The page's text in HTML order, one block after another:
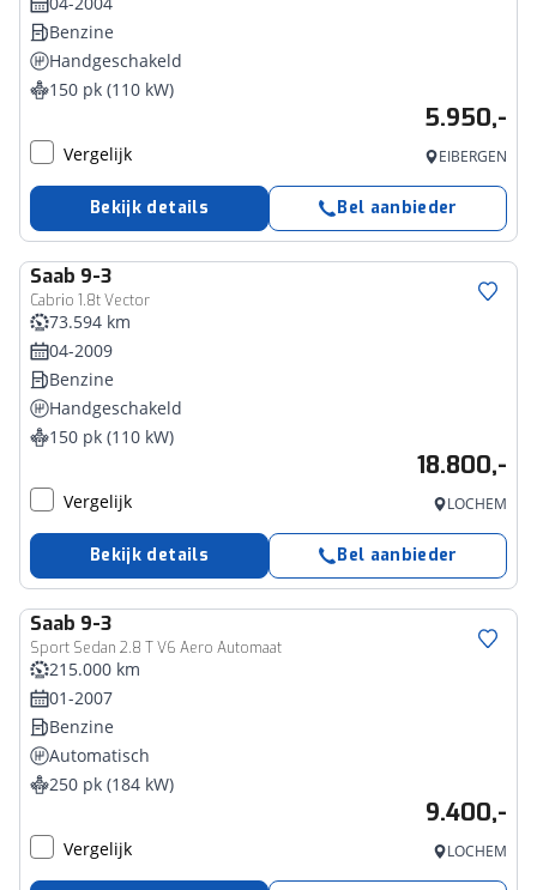
Benzine
Handgeschakeld
150 pk (110 kW)
5.950,-
Vergelijk EIBERGEN
Bekijk details Bel aanbieder
Saab 9-3
Cabrio 1.8t Vector
73.594 km
04-2009
Benzine
Handgeschakeld
150 pk (110 kW)
18.800,-
Vergelijk LOCHEM
Bekijk details Bel aanbieder
Saab 9-3
Sport Sedan 2.8 T V6 Aero Automaat
215.000 km
01-2007
Benzine
Automatisch
250 pk (184 kW)
9.400,-
Vergelijk LOCHEM